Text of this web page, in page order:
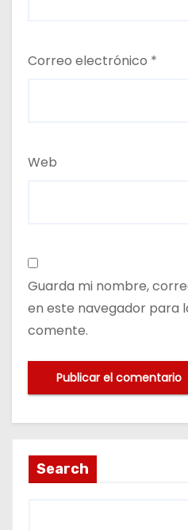
Correo electrónico *
Web
Guarda mi nombre,
en este navegador para
comente.
Search